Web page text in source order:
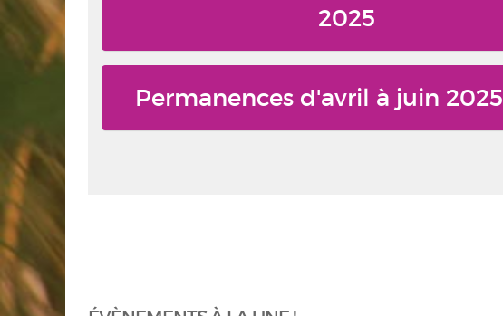
2025
Permanences d'avril à juin 2025